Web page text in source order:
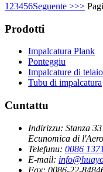
1 23456Seguente >>>
Prodotti
Impalcatura Plank
Ponteggiu
Impalcature di telaio
Tubu di impalcatura
Cuntattu
Indirizzu: Stanza
Ecunomica di
Telefunu: 0086
E-mail:
Fax: 0086-22-